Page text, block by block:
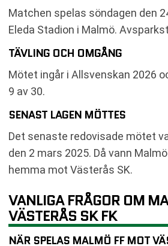
Matchen spelas söndagen den
Eleda Stadion i Malmö.
TÄVLING OCH OMGÅNG
Mötet ingår i Allsvenskan 2026
9 av 30.
SENAST LAGEN MÖTTES
Det senaste redovisade mötet
den 2 mars 2025. Då vann
hemma mot Västerås SK.
VANLIGA FRÅGOR OM
VÄSTERÅS SK FK
NÄR SPELAS MALMÖ FF MOT